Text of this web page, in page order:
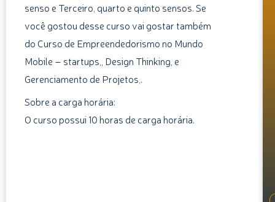
senso e Terceiro, quarto e quinto sensos. Se
você gostou desse curso vai gostar também
do Curso de Empreendedorismo no Mundo
Mobile – startups,, Design Thinking, e
Gerenciamento de Projetos,.
Sobre a carga horária:
O curso possui 10 horas de carga horária.